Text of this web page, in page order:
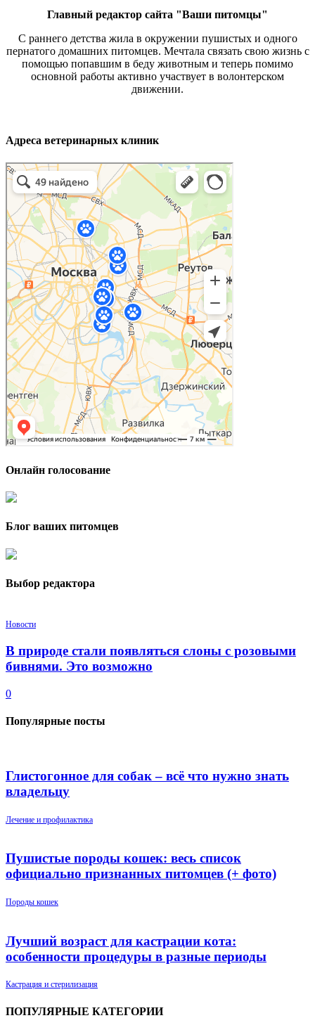
Главный редактор сайта "Ваши питомцы"
С раннего детства жила в окружении пушистых и одного
пернатого домашних питомцев. Мечтала связать свою жизнь с
помощью попавшим в беду животным и теперь помимо
основной работы активно участвует в волонтерском
движении.
Адреса ветеринарных клиник
Онлайн голосование
Блог ваших питомцев
Выбор редактора
Новости
В природе стали появляться слоны с розовыми
бивнями. Это возможно
0
Популярные посты
Глистогонное для собак – всё что нужно знать
владельцу
Лечение и профилактика
Пушистые породы кошек: весь список
официально признанных питомцев (+ фото)
Породы кошек
Лучший возраст для кастрации кота:
особенности процедуры в разные периоды
Кастрация и стерилизация
ПОПУЛЯРНЫЕ КАТЕГОРИИ